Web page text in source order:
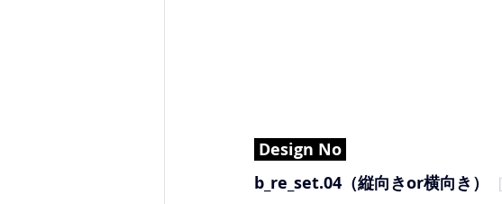
Design No
b_re_set.04（縦向きor横向き）